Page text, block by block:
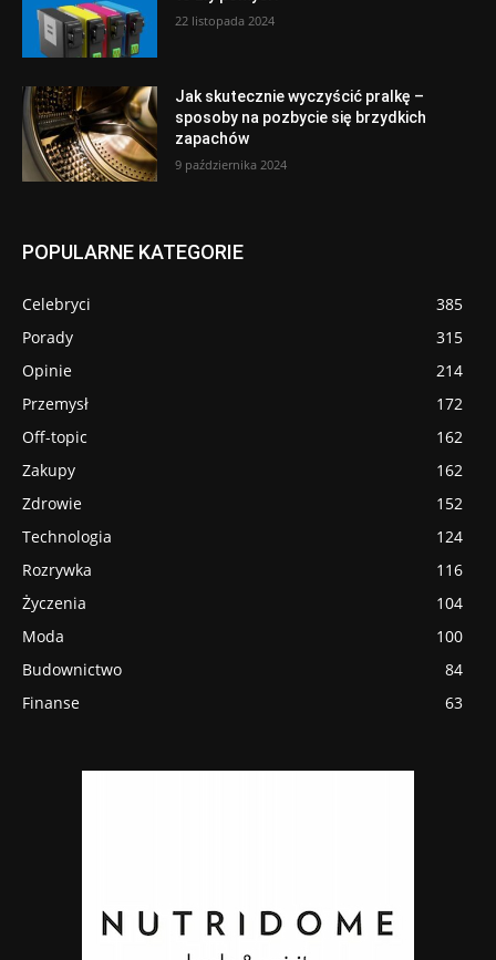
22 listopada 2024
Jak skutecznie wyczyścić pralkę –
sposoby na pozbycie się brzydkich
zapachów
9 października 2024
POPULARNE KATEGORIE
Celebryci
385
Porady
315
Opinie
214
Przemysł
172
Off-topic
162
Zakupy
162
Zdrowie
152
Technologia
124
Rozrywka
116
Życzenia
104
Moda
100
Budownictwo
84
Finanse
63